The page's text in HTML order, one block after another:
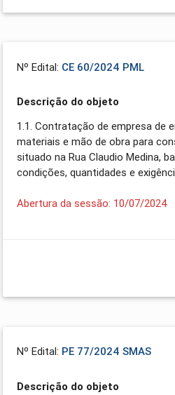
Nº Edital: CE 60/2024 PML
Descrição do objeto
1.1. Contratação de empresa de
materiais e mão de obra para
situado na Rua Claudio Medina,
condições, quantidades e
Abertura da sessão: 10/07/2024
Nº Edital: PE 77/2024 SMAS
Descrição do objeto